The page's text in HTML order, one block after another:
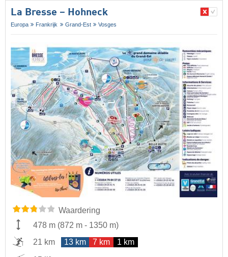
La Bresse – Hohneck
Europa Frankrijk Grand-Est Vosges
Waardering
478 m (872 m - 1350 m)
21 km
13 km 7 km 1 km